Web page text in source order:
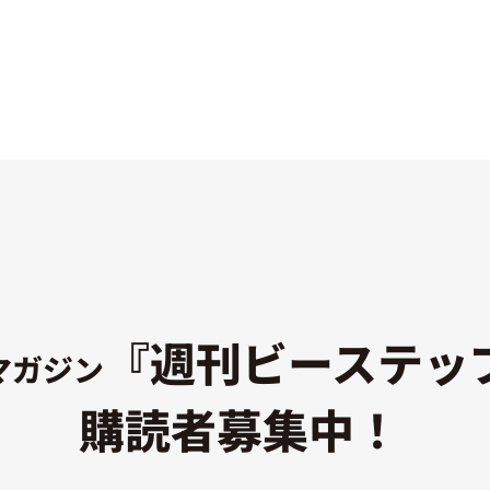
ガジン
『週刊ビーステッ
購読者募集中！